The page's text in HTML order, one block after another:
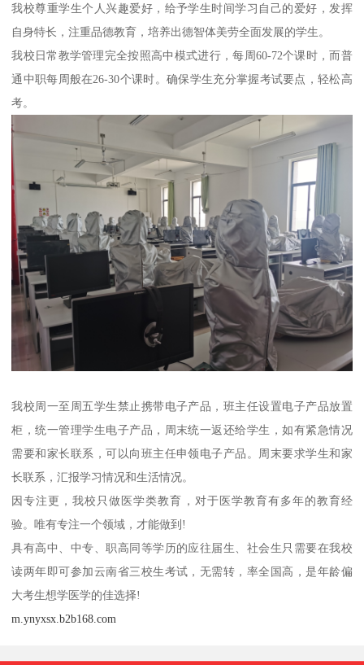
我校尊重学生个人兴趣爱好，给予学生时间学习自己的爱好，发挥
自身特长，注重品德教育，培养出德智体美劳全面发展的学生。
我校日常教学管理完全按照高中模式进行，每周60-72个课时，而普
通中职每周般在26-30个课时。确保学生充分掌握考试要点，轻松高
考。
我校周一至周五学生禁止携带电子产品，班主任设置电子产品放置
柜，统一管理学生电子产品，周末统一返还给学生，如有紧急情况
需要和家长联系，可以向班主任申领电子产品。周末要求学生和家
长联系，汇报学习情况和生活情况。
因专注更，我校只做医学类教育，对于医学教育有多年的教育经
验。唯有专注一个领域，才能做到!
具有高中、中专、职高同等学历的应往届生、社会生只需要在我校
读两年即可参加云南省三校生考试，无需转，率全国高，是年龄偏
大考生想学医学的佳选择!
m.ynyxsx.b2b168.com